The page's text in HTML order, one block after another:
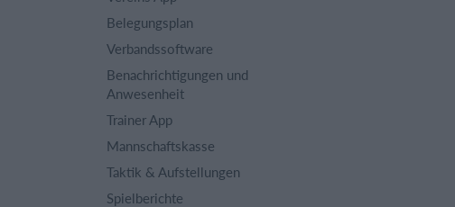
Belegungsplan
Verbandssoftware
Benachrichtigungen und
Anwesenheit
Trainer App
Mannschaftskasse
Taktik & Aufstellungen
Spielberichte